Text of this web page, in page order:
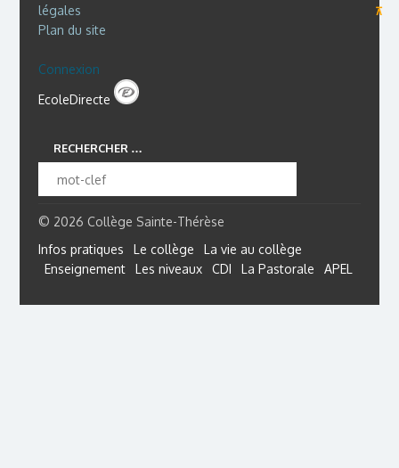
légales
⊼
Plan du site
Connexion
EcoleDirecte
RECHERCHER …
© 2026 Collège Sainte-Thérèse
Infos pratiques
Le collège
La vie au collège
Enseignement
Les niveaux CDI La Pastorale APEL